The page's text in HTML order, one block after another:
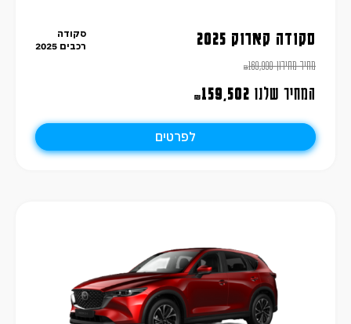
סקודה קארוק 2025
מחיר מחירון ₪169,990
המחיר שלנו ₪159,502
סקודה
רכבים 2025
לפרטים